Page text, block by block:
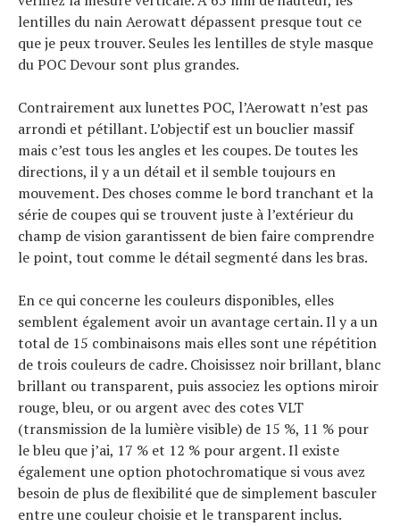
lentilles du nain Aerowatt dépassent presque tout ce
que je peux trouver. Seules les lentilles de style masque
du POC Devour sont plus grandes.
Contrairement aux lunettes POC, l’Aerowatt n’est pas
arrondi et pétillant. L’objectif est un bouclier massif
mais c’est tous les angles et les coupes. De toutes les
directions, il y a un détail et il semble toujours en
mouvement. Des choses comme le bord tranchant et la
série de coupes qui se trouvent juste à l’extérieur du
champ de vision garantissent de bien faire comprendre
le point, tout comme le détail segmenté dans les bras.
En ce qui concerne les couleurs disponibles, elles
semblent également avoir un avantage certain. Il y a un
total de 15 combinaisons mais elles sont une répétition
de trois couleurs de cadre. Choisissez noir brillant, blanc
brillant ou transparent, puis associez les options miroir
rouge, bleu, or ou argent avec des cotes VLT
(transmission de la lumière visible) de 15 %, 11 % pour
le bleu que j’ai, 17 % et 12 % pour argent. Il existe
également une option photochromatique si vous avez
besoin de plus de flexibilité que de simplement basculer
entre une couleur choisie et le transparent inclus.
Actualités
Technologies
Tests de produits
Conseils
Tendances
Tous nos articles
À propos